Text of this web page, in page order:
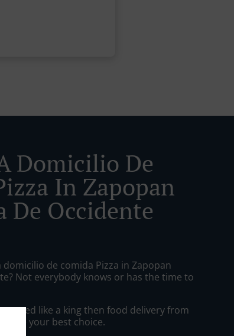
Domicilio De
In Zapopan
De Occidente
domicilio de comida Pizza in Zapopan
Not everybody knows or has the time to
served like a king then food delivery from
be your best choice.